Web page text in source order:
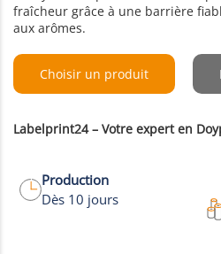
fraîcheur grâce à une barrière
aux arômes.
Choisir un produit
Labelprint24 – Votre expert en
Production
Dès 10 jours